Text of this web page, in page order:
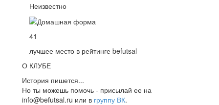
Неизвестно
41
лучшее место в рейтинге befutsal
О КЛУБЕ
История пишется...
Но ты можешь помочь - присылай ее на
info@befutsal.ru или в группу ВК.